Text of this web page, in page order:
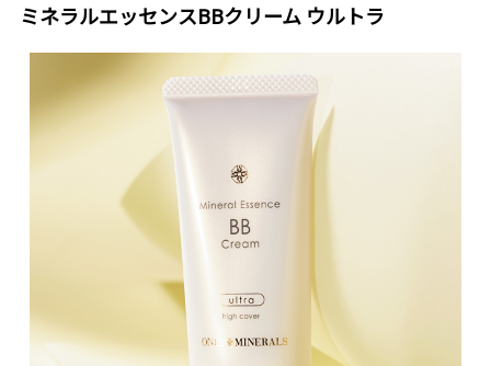
ミネラルエッセンスBBクリーム ウルトラ